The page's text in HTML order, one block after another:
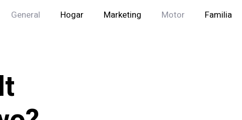
General Hogar Marketing Motor Familia